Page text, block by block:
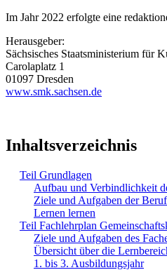
Im Jahr 2022 erfolgte eine
Herausgeber:
Sächsisches Staatsministerium für
Carolaplatz 1
01097 Dresden
www.smk.sachsen.de
Inhaltsverzeichnis
Teil Grundlagen
Aufbau und Verbindlichkeit
Ziele und Aufgaben der
Lernen lernen
Teil Fachlehrplan
Ziele und Aufgaben des
Übersicht über die
1. bis 3. Ausbildungsjahr